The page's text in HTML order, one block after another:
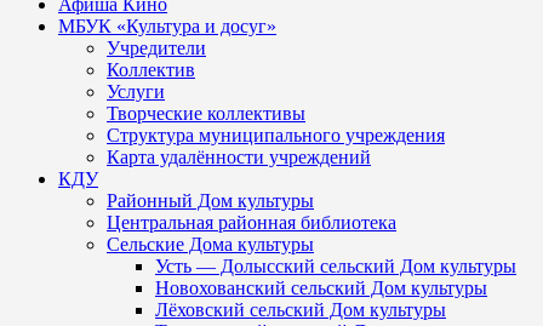
Афиша Кино
МБУК «Культура и досуг»
Учредители
Коллектив
Услуги
Творческие коллективы
Структура муниципального учреждения
Карта удалённости учреждений
КДУ
Районный Дом культуры
Центральная районная библиотека
Сельские Дома культуры
Усть — Долысский сельский Дом культуры
Новохованский сельский Дом культуры
Лёховский сельский Дом культуры